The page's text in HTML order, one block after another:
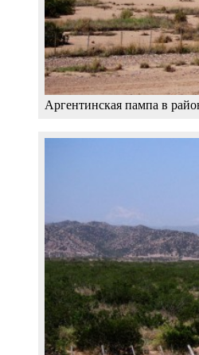
Аргентинская пампа в